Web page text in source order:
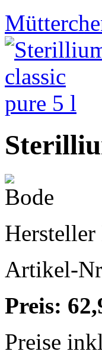
Hersteller
Artikel-
Preis:
Preise